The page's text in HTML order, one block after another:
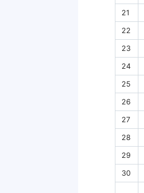
21
22
23
24
25
26
27
28
29
30